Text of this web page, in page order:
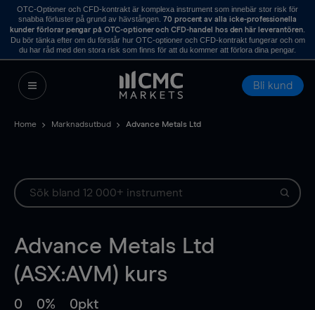
OTC-Optioner och CFD-kontrakt är komplexa instrument som innebär stor risk för
snabba förluster på grund av hävstången. 70 procent av alla icke-professionella
kunder förlorar pengar på OTC-optioner och CFD-handel hos den här leverantören.
Du bör tänka efter om du förstår hur OTC-optioner och CFD-kontrakt fungerar och om
du har råd med den stora risk som finns för att du kommer att förlora dina pengar.
Bli kund
Home Marknadsutbud Advance Metals Ltd
Advance Metals Ltd
(ASX:AVM) kurs
0 0% 0pkt